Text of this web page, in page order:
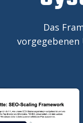
Das
vorgegebenen